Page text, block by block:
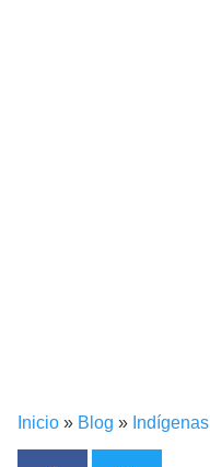
Inicio » Blog » Indígenas